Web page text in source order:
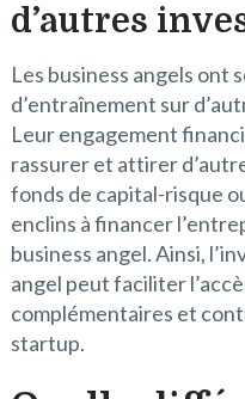
d’autres
Les business angels ont
d’entraînement sur
Leur engagement
rassurer et attirer
fonds de capital-risque
enclins à financer
business angel. Ainsi,
angel peut faciliter
complémentaires et
startup.